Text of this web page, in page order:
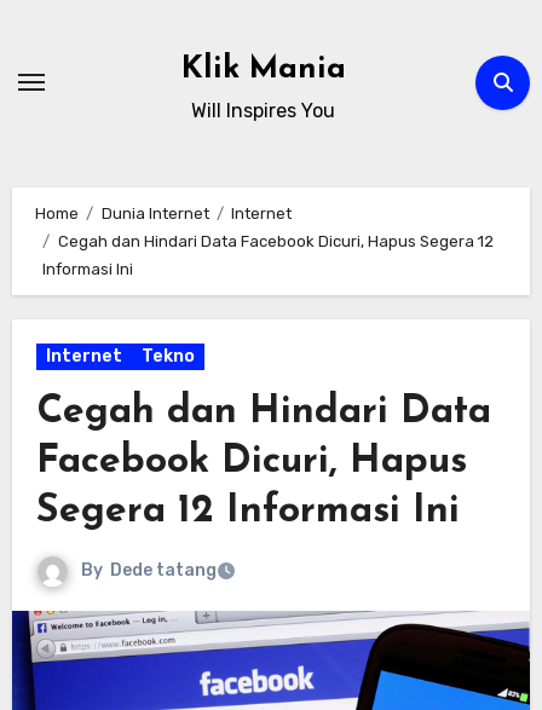
content
Klik Mania
Will Inspires You
Home Dunia Internet
Internet
Cegah dan Hindari Data Facebook Dicuri, Hapus Segera 12
Informasi Ini
Internet Tekno
Cegah dan Hindari Data
Facebook Dicuri, Hapus
Segera 12 Informasi Ini
By Dede tatang